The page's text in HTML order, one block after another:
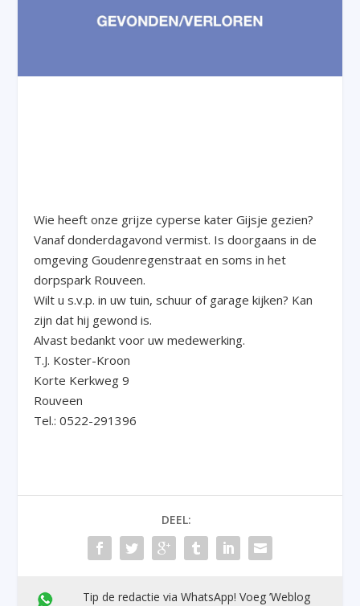
Wie heeft onze grijze cyperse kater Gijsje gezien?
Vanaf donderdagavond vermist. Is doorgaans in de
omgeving Goudenregenstraat en soms in het
dorpspark Rouveen.
Wilt u s.v.p. in uw tuin, schuur of garage kijken? Kan
zijn dat hij gewond is.
Alvast bedankt voor uw medewerking.
T.J. Koster-Kroon
Korte Kerkweg 9
Rouveen
Tel.: 0522-291396
DEEL:
Tip de redactie via WhatsApp! Voeg ’Weblog